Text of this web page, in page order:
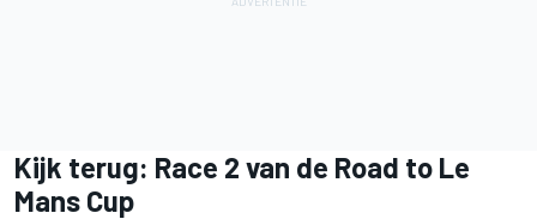
Kijk terug: Race 2 van de Road to Le
Mans Cup